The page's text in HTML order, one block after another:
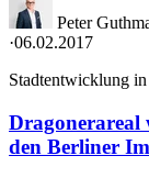
Peter
·06.02.2017
Stadtentwicklung
Dragonerareal
den Berliner